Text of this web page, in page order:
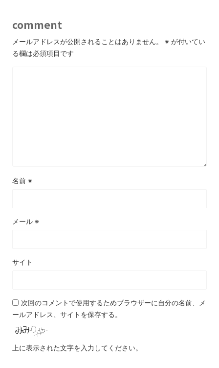
comment
メールアドレスが公開されることはありません。 ※ が付いてい
る欄は必須項目です
名前 ※
メール ※
サイト
次回のコメントで使用するためブラウザーに自分の名前、メ
ールアドレス、サイトを保存する。
上に表示された文字を入力してください。